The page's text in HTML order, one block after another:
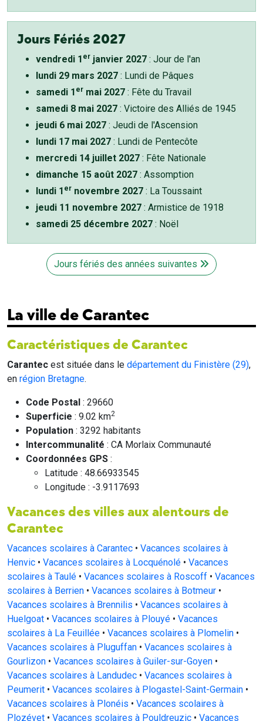
Jours Fériés 2027
vendredi 1 er janvier 2027 : Jour de l'an
lundi 29 mars 2027 : Lundi de Pâques
samedi 1 er mai 2027 : Fête du Travail
samedi 8 mai 2027 : Victoire des Alliés de 1945
jeudi 6 mai 2027 : Jeudi de l'Ascension
lundi 17 mai 2027 : Lundi de Pentecôte
mercredi 14 juillet 2027 : Fête Nationale
dimanche 15 août 2027 : Assomption
lundi 1 er novembre 2027 : La Toussaint
jeudi 11 novembre 2027 : Armistice de 1918
samedi 25 décembre 2027 : Noël
Jours fériés des années suivantes
La ville de Carantec
Caractéristiques de Carantec
Carantec est située dans le département du Finistère (29),
en région Bretagne.
Code Postal : 29660
Superficie : 9.02 km2
Population : 3292 habitants
Intercommunalité : CA Morlaix Communauté
Coordonnées GPS :
Latitude : 48.66933545
Longitude : -3.9117693
Vacances des villes aux alentours de
Carantec
Vacances scolaires à Carantec • Vacances scolaires à
Henvic • Vacances scolaires à Locquénolé • Vacances
scolaires à Taulé • Vacances scolaires à Roscoff • Vacances
scolaires à Berrien • Vacances scolaires à Botmeur •
Vacances scolaires à Brennilis • Vacances scolaires à
Huelgoat • Vacances scolaires à Plouyé • Vacances
scolaires à La Feuillée • Vacances scolaires à Plomelin •
Vacances scolaires à Pluguffan • Vacances scolaires à
Gourlizon • Vacances scolaires à Guiler-sur-Goyen •
Vacances scolaires à Landudec • Vacances scolaires à
Peumerit • Vacances scolaires à Plogastel-Saint-Germain •
Vacances scolaires à Plonéis • Vacances scolaires à
Plozévet • Vacances scolaires à Pouldreuzic • Vacances